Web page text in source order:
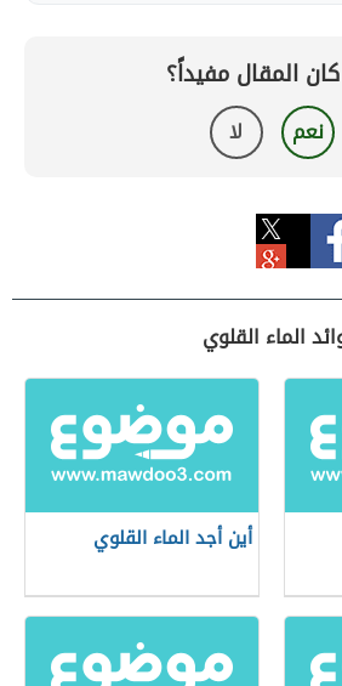
المقال مفيداً؟
نعم لا
الماء القلوي
أين أجد الماء القلوي